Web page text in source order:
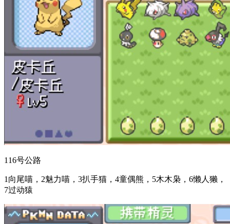
116号公路
1向尾喵，2魅力喵，3扒手猫，4童偶熊，5木木枭，6懒人獭，
7过动猿